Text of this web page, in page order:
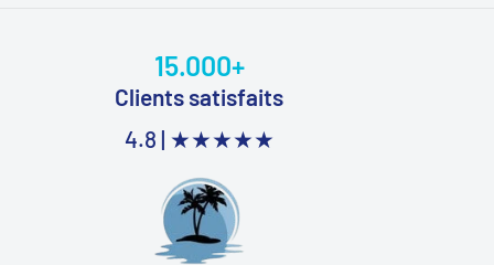
15.000+
Clients satisfaits
4.8 | ★★★★★